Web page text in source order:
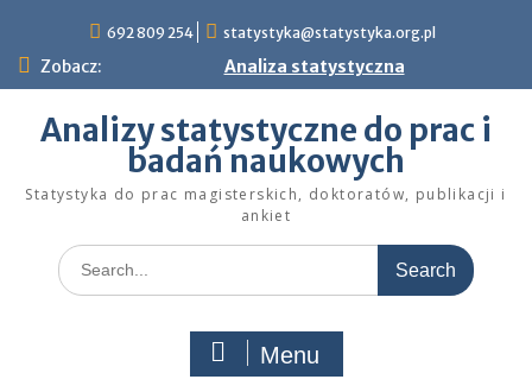
content
692 809 254 statystyka@statystyka.org.pl
Zobacz: Analiza statystyczna
Analizy statystyczne do prac i
badań naukowych
Statystyka do prac magisterskich, doktoratów, publikacji i
ankiet
Search
for:
Menu